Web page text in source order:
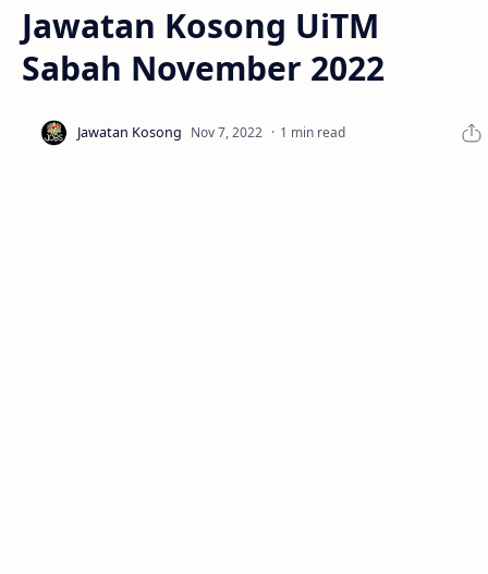
Jawatan Kosong UiTM
Sabah November 2022
1 min read